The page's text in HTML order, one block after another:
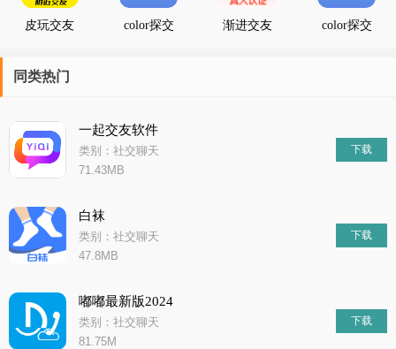
皮玩交友
color探交
渐进交友
color探交
同类热门
一起交友软件
类别：社交聊天
71.43MB
下载
白袜
类别：社交聊天
47.8MB
下载
嘟嘟最新版2024
类别：社交聊天
81.75M
下载